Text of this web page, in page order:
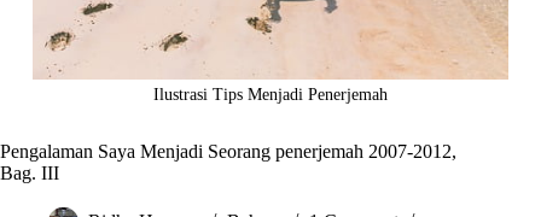
Ilustrasi Tips Menjadi Penerjemah
Pengalaman Saya Menjadi Seorang penerjemah 2007-2012,
Bag. III